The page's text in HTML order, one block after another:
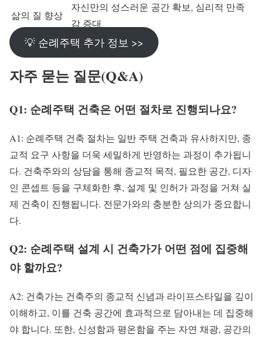
삶의 질 향상
자신만의 성스러운 공간 확보, 심리적 만족
감 증대
💡 순례주택 추가 정보 >>
자주 묻는 질문(Q&A)
Q1: 순례주택 건축은 어떤 절차로 진행되나요?
A1: 순례주택 건축 절차는 일반 주택 건축과 유사하지만, 종
교적 요구 사항을 더욱 세밀하게 반영하는 과정이 추가됩니
다. 건축주와의 상담을 통해 종교적 목적, 필요한 공간, 디자
인 콘셉트 등을 구체화한 후, 설계 및 인허가 과정을 거쳐 실
제 건축이 진행됩니다. 전문가와의 충분한 상의가 중요합니
다.
Q2: 순례주택 설계 시 건축가가 어떤 점에 집중해
야 할까요?
A2: 건축가는 건축주의 종교적 신념과 라이프스타일을 깊이
이해하고, 이를 건축 공간에 효과적으로 담아내는 데 집중해
야 합니다. 또한, 신성함과 평온함을 주는 자연 채광, 공간의